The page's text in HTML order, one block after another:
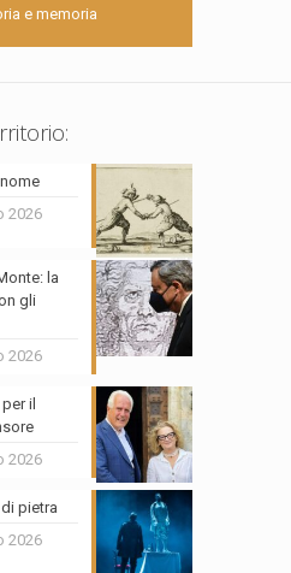
e memoria
2026
la
gli
2026
il
2026
pietra
2026